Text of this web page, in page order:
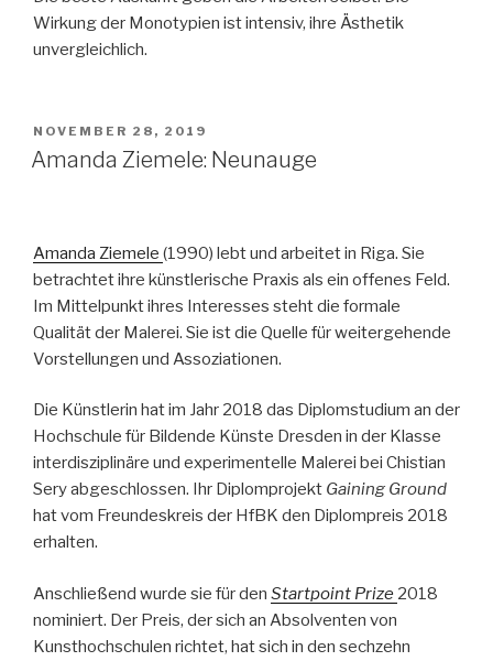
Wirkung der Monotypien ist intensiv, ihre Ästhetik
unvergleichlich.
VERÖFFENTLICHT
AM
NOVEMBER 28, 2019
Amanda Ziemele: Neunauge
Amanda Ziemele (1990) lebt und arbeitet in Riga. Sie
betrachtet ihre künstlerische Praxis als ein offenes Feld.
Im Mittelpunkt ihres Interesses steht die formale
Qualität der Malerei. Sie ist die Quelle für weitergehende
Vorstellungen und Assoziationen.
Die Künstlerin hat im Jahr 2018 das Diplomstudium an der
Hochschule für Bildende Künste Dresden in der Klasse
interdisziplinäre und experimentelle Malerei bei Chistian
Sery abgeschlossen. Ihr Diplomprojekt Gaining Ground
hat vom Freundeskreis der HfBK den Diplompreis 2018
erhalten.
Anschließend wurde sie für den Startpoint Prize 2018
nominiert. Der Preis, der sich an Absolventen von
Kunsthochschulen richtet, hat sich in den sechzehn